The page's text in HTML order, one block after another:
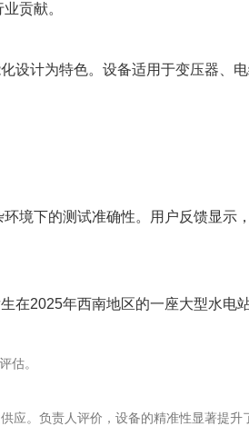
贡献。
设计为特色。设备适用于变压器、
境下的测试准确性。用户反馈显示
在2025年西南地区的一座大型水电
估。
应。负责人评价，设备的精准性显著提升